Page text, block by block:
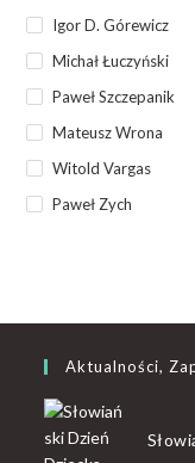
Igor D. Górewicz
Michał Łuczyński
Paweł Szczepanik
Mateusz Wrona
Witold Vargas
Paweł Zych
Aktualności,